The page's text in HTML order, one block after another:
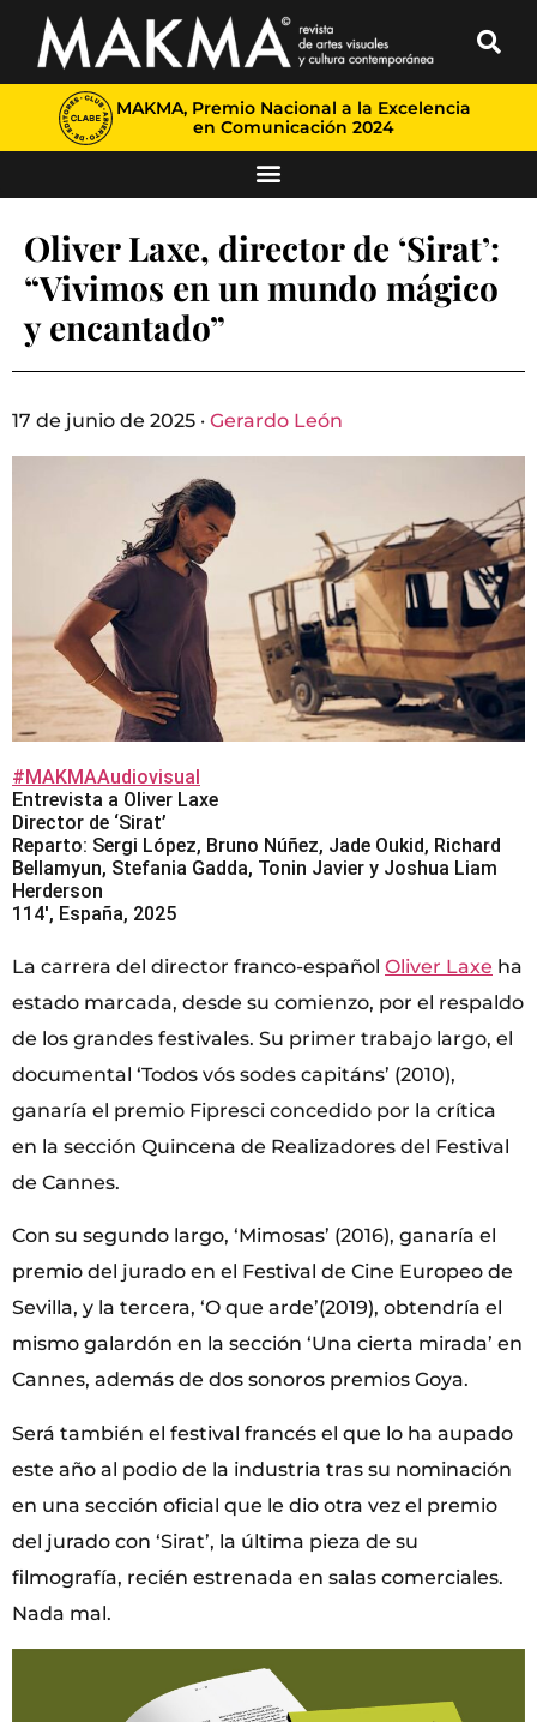
MAKMA, Premio Nacional a la Excelencia
en Comunicación 2024
Oliver Laxe, director de ‘Sirat’:
“Vivimos en un mundo mágico
y encantado”
17 de junio de 2025 · Gerardo León
#MAKMAAudiovisual
Entrevista a Oliver Laxe
Director de ‘Sirat’
Reparto: Sergi López, Bruno Núñez, Jade Oukid, Richard
Bellamyun, Stefania Gadda, Tonin Javier y Joshua Liam
Herderson
114′, España, 2025
La carrera del director franco-español Oliver Laxe ha
estado marcada, desde su comienzo, por el respaldo
de los grandes festivales. Su primer trabajo largo, el
documental ‘Todos vós sodes capitáns’ (2010),
ganaría el premio Fipresci concedido por la crítica
en la sección Quincena de Realizadores del Festival
de Cannes.
Con su segundo largo, ‘Mimosas’ (2016), ganaría el
premio del jurado en el Festival de Cine Europeo de
Sevilla, y la tercera, ‘O que arde’(2019), obtendría el
mismo galardón en la sección ‘Una cierta mirada’ en
Cannes, además de dos sonoros premios Goya.
Será también el festival francés el que lo ha aupado
este año al podio de la industria tras su nominación
en una sección oficial que le dio otra vez el premio
del jurado con ‘Sirat’, la última pieza de su
filmografía, recién estrenada en salas comerciales.
Nada mal.